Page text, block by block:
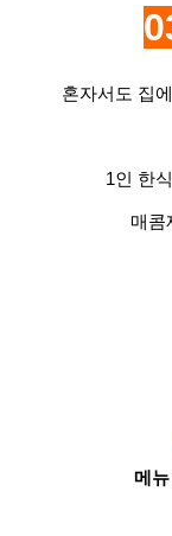
혼자서도 집
1인 한
매콤
메